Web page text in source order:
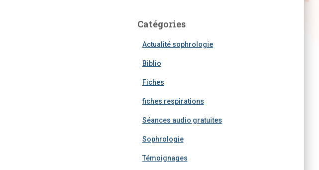
Catégories
Actualité sophrologie
Biblio
Fiches
fiches respirations
Séances audio gratuites
Sophrologie
Témoignages